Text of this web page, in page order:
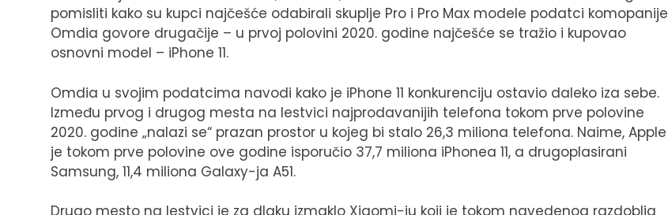
pomisliti kako su kupci najčešće odabirali skuplje Pro i Pro Max modele podatci komopanije
Omdia govore drugačije – u prvoj polovini 2020. godine najčešće se tražio i kupovao
osnovni model – iPhone 11.
Omdia u svojim podatcima navodi kako je iPhone 11 konkurenciju ostavio daleko iza sebe.
Između prvog i drugog mesta na lestvici najprodavanijih telefona tokom prve polovine
2020. godine „nalazi se“ prazan prostor u kojeg bi stalo 26,3 miliona telefona. Naime, Apple
je tokom prve polovine ove godine isporučio 37,7 miliona iPhonea 11, a drugoplasirani
Samsung, 11,4 miliona Galaxy-ja A51.
Drugo mesto na lestvici je za dlaku izmaklo Xiaomi-ju koji je tokom navedenog razdoblja